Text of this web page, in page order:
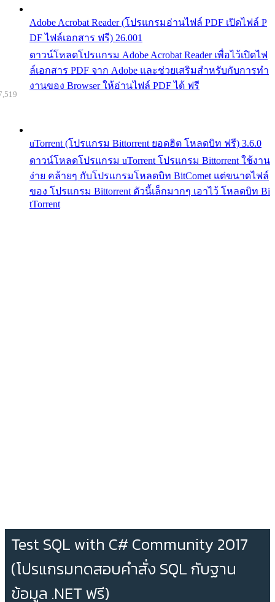
Adobe Acrobat Reader (โปรแกรมอ่านไฟล์ PDF เปิดไฟล์ P
DF ไฟล์เอกสาร ฟรี) 26.001
ดาวน์โหลดโปรแกรม Adobe Acrobat Reader เพื่อไว้เปิดไฟ
ล์เอกสาร PDF จาก Adobe และช่วยเสริมสำหรับกับการทำ
งานของ Browser ให้อ่านไฟล์ PDF ได้ ฟรี
uTorrent (โปรแกรม Bittorrent ยอดฮิต โหลดบิท ฟรี) 3.6.0
ดาวน์โหลดโปรแกรม uTorrent โปรแกรม Bittorrent ใช้งาน
ง่าย คล้ายๆ กับโปรแกรมโหลดบิท BitComet แต่ขนาดไฟล์
ของ โปรแกรม Bittorrent ตัวนี้เล็กมากๆ เอาไว้ โหลดบิท Bi
tTorrent
Test SQL with C# Community 2017
(โปรแกรมทดสอบคำสั่ง SQL กับฐาน
ข้อมูล .NET ฟรี)